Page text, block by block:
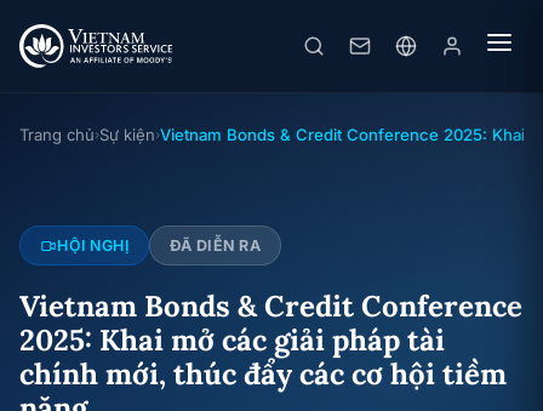
Vietnam Bonds & Credit Conference 2025: Khai mở các giải pháp tài chính mới, thúc đẩy các cơ hội tiềm năng
Hội nghị· 29/07/2025
Trang chủ›Sự kiện›Vietnam Bonds & Credit Conference 2025: Khai
HỘI NGHỊ ĐÃ DIỄN RA
Vietnam Bonds & Credit Conference
2025: Khai mở các giải pháp tài
chính mới, thúc đẩy các cơ hội tiềm